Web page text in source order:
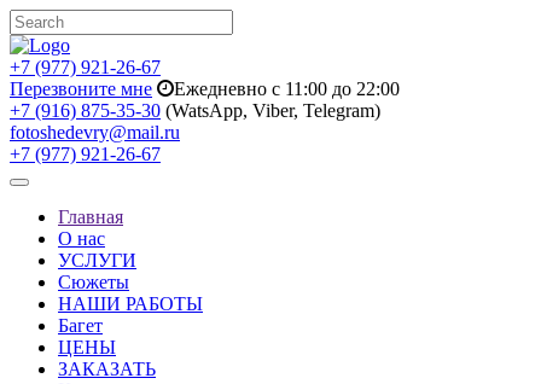
+7 (977) 921-26-67
Перезвоните мне
Ежедневно с 11:00 до 22:00
+7 (916) 875-35-30 (WatsApp, Viber, Telegram)
fotoshedevry@mail.ru
+7 (977) 921-26-67
Toggle
navigationГлавная
О нас
УСЛУГИ
Сюжеты
НАШИ РАБОТЫ
Багет
ЦЕНЫ
ЗАКАЗАТЬ